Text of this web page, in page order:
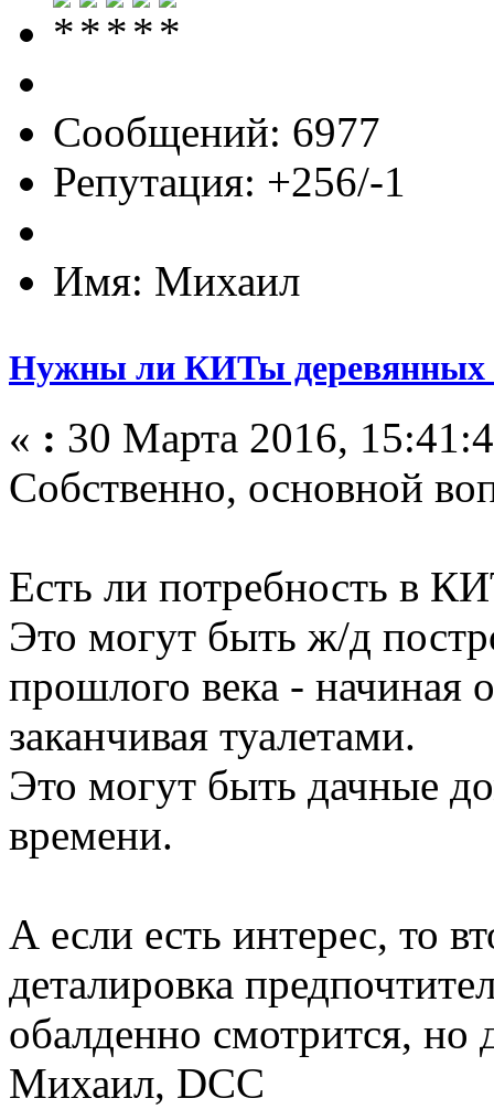
Сообщений: 6977
Репутация: +256/-1
Имя: Михаил
Нужны ли КИТы деревянных
« : 30 Марта 2016,
Собственно, основной
Есть ли потребность в
Это могут быть ж/д
прошлого века - начиная
заканчивая туалетами.
Это могут быть дачные
времени.
А если есть интерес, то
деталировка
обалденно смотрится, но
Михаил, DCC